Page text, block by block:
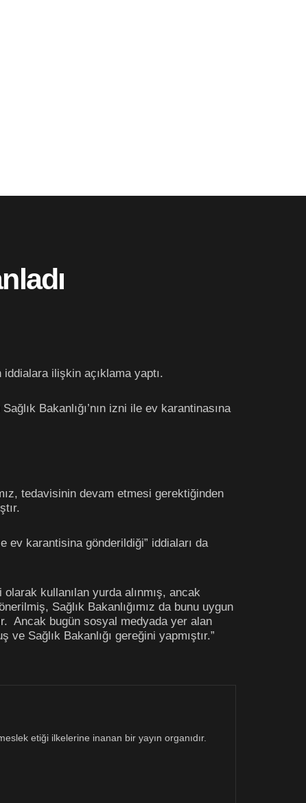
iddialara ilişkin açıklama yaptı.
Bakanlığı’nın izni ile ev karantinasına
tedavisinin devam etmesi gerektiğinden
ev karantisina gönderildiği” iddiaları da
kullanılan yurda alınmış, ancak
Sağlık Bakanlığımız da bunu uygun
Ancak bugün sosyal medyada yer alan
Sağlık Bakanlığı gereğini yapmıştır.”
etiği ilkelerine inanan bir yayın organıdır.